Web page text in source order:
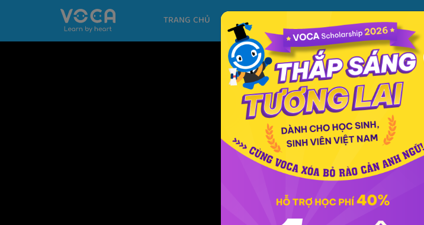
PREMIUM
PHƯƠNG PHÁP
KHÓA HỌC
TRANG CHỦ